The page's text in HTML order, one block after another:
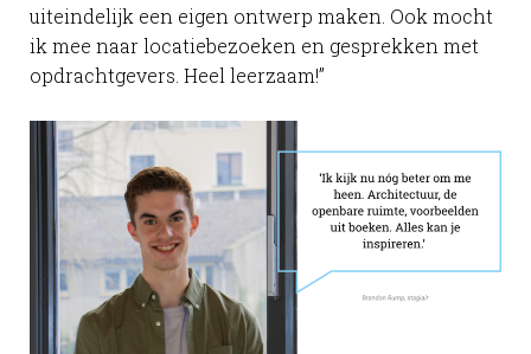
uiteindelijk een eigen ontwerp maken. Ook mocht
ik mee naar locatiebezoeken en gesprekken met
opdrachtgevers. Heel leerzaam!”